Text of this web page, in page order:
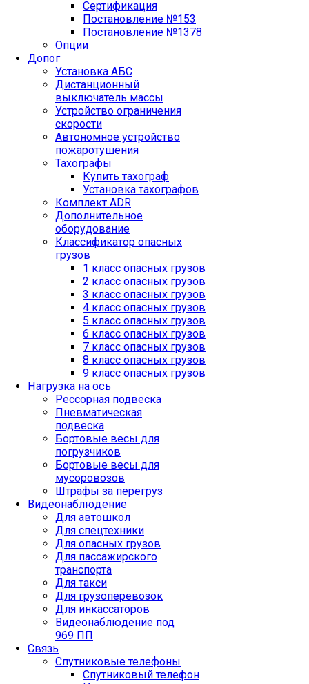
Сертификация
Постановление №153
Постановление №1378
Опции
Допог
Установка АБС
Дистанционный
выключатель массы
Устройство ограничения
скорости
Автономное устройство
пожаротушения
Тахографы
Купить тахограф
Установка тахографов
Комплект ADR
Дополнительное
оборудование
Классификатор опасных
грузов
1 класс опасных грузов
2 класс опасных грузов
3 класс опасных грузов
4 класс опасных грузов
5 класс опасных грузов
6 класс опасных грузов
7 класс опасных грузов
8 класс опасных грузов
9 класс опасных грузов
Нагрузка на ось
Рессорная подвеска
Пневматическая
подвеска
Бортовые весы для
погрузчиков
Бортовые весы для
мусоровозов
Штрафы за перегруз
Видеонаблюдение
Для автошкол
Для спецтехники
Для опасных грузов
Для пассажирского
транспорта
Для такси
Для грузоперевозок
Для инкассаторов
Видеонаблюдение под
969 ПП
Связь
Спутниковые телефоны
Спутниковый телефон